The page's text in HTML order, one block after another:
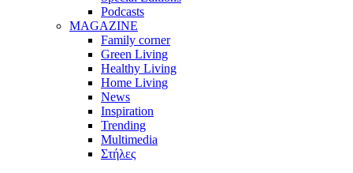
Podcasts
MAGAZINE
Family corner
Green Living
Healthy Living
Home Living
News
Inspiration
Trending
Multimedia
Στήλες